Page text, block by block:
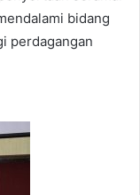
bidang
perdagangan